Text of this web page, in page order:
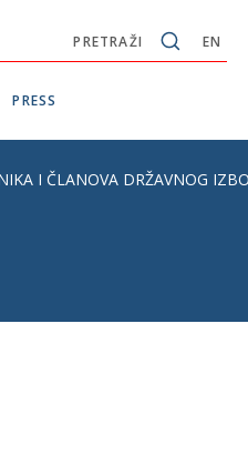
EN
PRETRAŽI
PRESS
I ČLANOVA DRŽAVNOG